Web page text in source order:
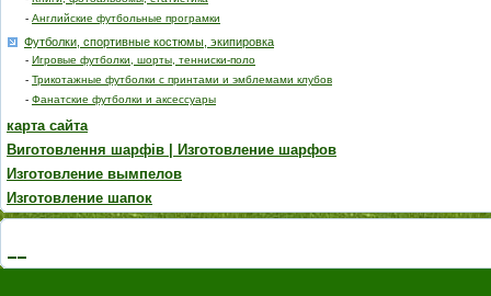
- Английские футбольные програмки
Футболки, спортивные костюмы, экипировка
- Игровые футболки, шорты, тенниски-поло
- Трикотажные футболки с принтами и эмблемами клубов
- Фанатские футболки и аксессуары
карта сайта
Виготовлення шарфів | Изготовление шарфов
Изготовление вымпелов
Изготовление шапок